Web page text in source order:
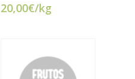
20,00€/kg